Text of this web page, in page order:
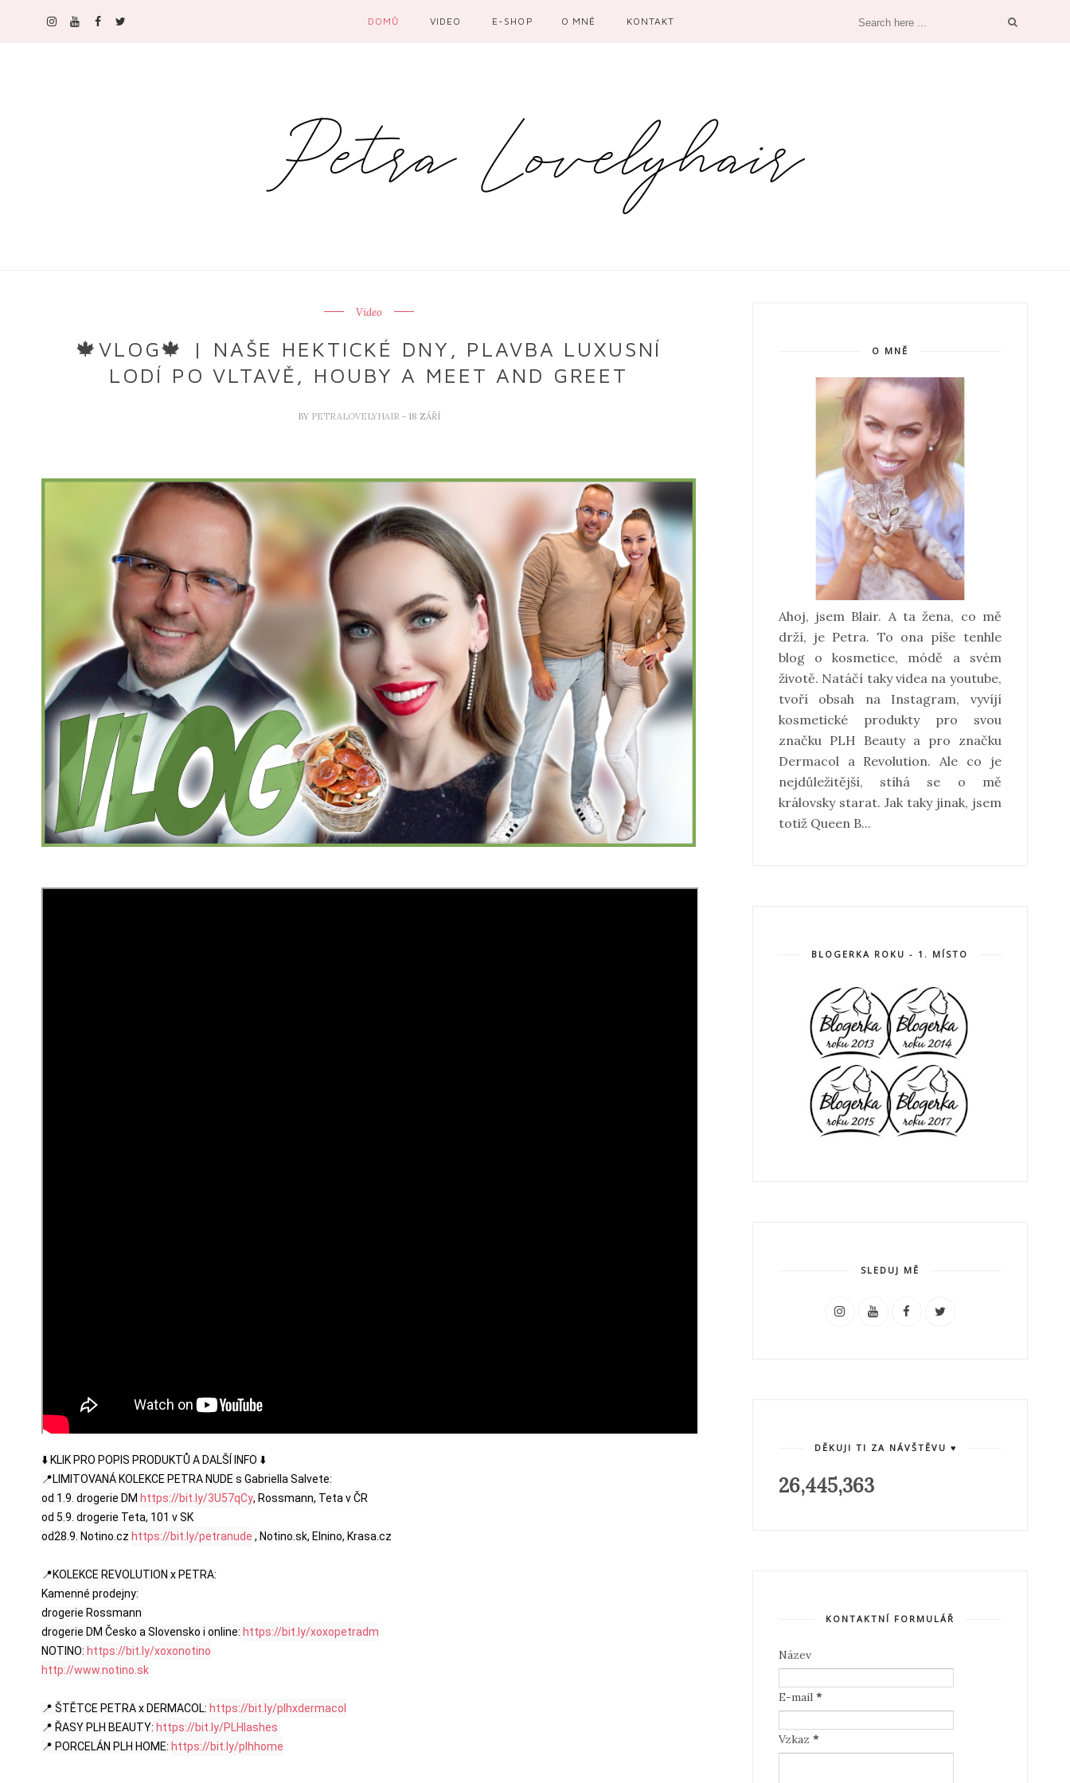
DOMŮ VIDEO E-SHOP O MNĚ KONTAKT
Video
🍁VLOG🍁 | NAŠE HEKTICKÉ DNY, PLAVBA LUXUSNÍ
LODÍ PO VLTAVĚ, HOUBY A MEET AND GREET
BY PETRALOVELYHAIR - 18 ZÁŘÍ
⬇️ KLIK PRO POPIS PRODUKTŮ A DALŠÍ INFO ⬇️
📍LIMITOVANÁ KOLEKCE PETRA NUDE s Gabriella Salvete:
od 1.9. drogerie DM https://bit.ly/3U57qCy, Rossmann, Teta v ČR
od 5.9. drogerie Teta, 101 v SK
od28.9. Notino.cz https://bit.ly/petranude , Notino.sk, Elnino, Krasa.cz
📍KOLEKCE REVOLUTION x PETRA:
Kamenné prodejny:
drogerie Rossmann
drogerie DM Česko a Slovensko i online: https://bit.ly/xoxopetradm
NOTINO: https://bit.ly/xoxonotino
http://www.notino.sk
📍 ŠTĚTCE PETRA x DERMACOL: https://bit.ly/plhxdermacol
📍 ŘASY PLH BEAUTY: https://bit.ly/PLHlashes
📍 PORCELÁN PLH HOME: https://bit.ly/plhhome
O MNĚ
Ahoj, jsem Blair. A ta žena, co mě
drží, je Petra. To ona píše tenhle
blog o kosmetice, módě a svém
životě. Natáčí taky videa na youtube,
tvoří obsah na Instagram, vyvíjí
kosmetické produkty pro svou
značku PLH Beauty a pro značku
Dermacol a Revolution. Ale co je
nejdůležitější, stíhá se o mě
královsky starat. Jak taky jinak, jsem
totiž Queen B...
BLOGERKA ROKU - 1. MÍSTO
SLEDUJ MĚ
DĚKUJI TI ZA NÁVŠTĚVU ♥
26,445,363
KONTAKTNÍ FORMULÁŘ
Název
E-mail *
Vzkaz *